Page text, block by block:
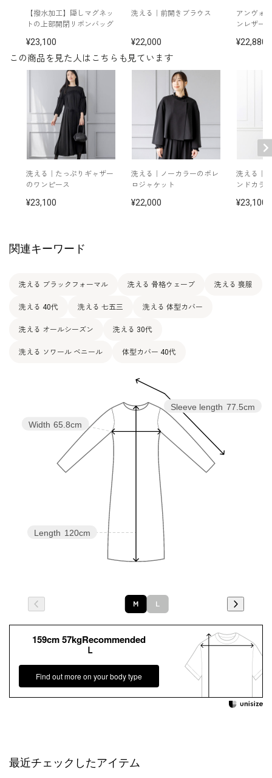
ネックレス /5619896-10
ショルダーバッグ /
レザーハンドバッグ /5820301-00
5820303-00
※モデル：身長170cm 9号(M)着用
この商品を見た人はこちらも見ています
洗える｜たっぷりギャザー
のワンピース
23,100
洗える｜ノーカラーのボレ
ロジャケット
22,000
洗える｜1
ンドカラ
23,100
【撥水加工】隠しマグネッ
トの上部開閉リボンバッグ
23,100
洗える｜前開きブラウス
22,000
アンヴォ
ンレザー
22,880
関連キーワード
洗える ブラックフォーマル 洗える 骨格ウェーブ 洗える 喪服
洗える 40代 洗える 七五三 洗える 体型カバー
洗える オールシーズン 洗える 30代
洗える ソワール ベニール 体型カバー 40代
Sleeve length 77.5cm
Length 120cm
Width 65.8cm
Ｍ Ｌ
159cm 57kgRecommended
Ｌ
Find out more on your body type
最近チェックしたアイテム